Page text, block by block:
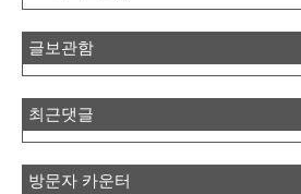
글보관함
최근댓글
방문자 카운터